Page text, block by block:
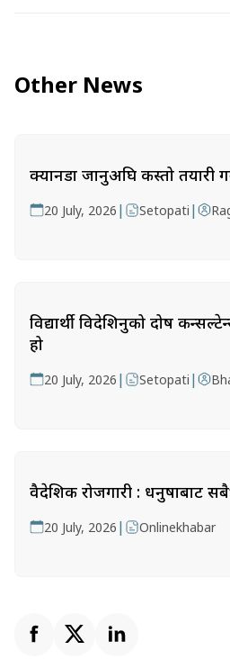
Other News
क्यानडा जानुअघि कस्तो तयारी
20 July, 2026 | Setopati |
विद्यार्थी विदेशिनुको दोष
हो
20 July, 2026 | Setopati |
वैदेशिक रोजगारी : धनुषाबाट
20 July, 2026 | Onlinekhabar